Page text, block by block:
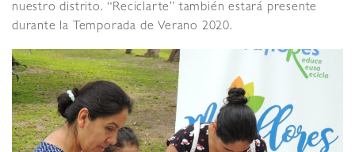
nuestro distrito. “Reciclarte” también estará presente
durante la Temporada de Verano 2020.